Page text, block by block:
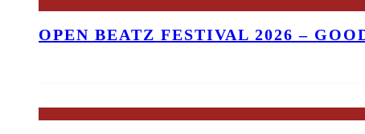
OPEN BEATZ FESTIVAL 2026 –